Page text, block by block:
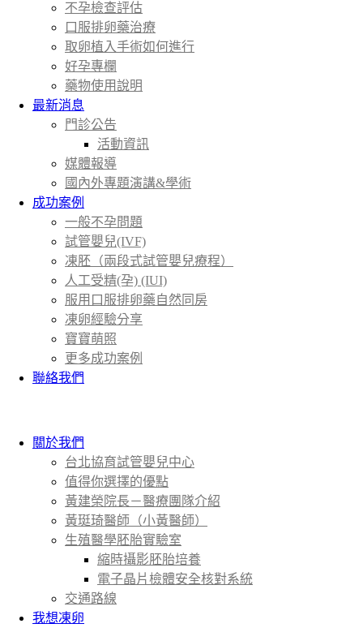
不孕檢查評估
口服排卵藥治療
取卵植入手術如何進行
好孕專欄
藥物使用說明
最新消息
門診公告
活動資訊
媒體報導
國內外專題演講&學術
成功案例
一般不孕問題
試管嬰兒(IVF)
凍胚（兩段式試管嬰兒療程）
人工受精(孕) (IUI)
服用口服排卵藥自然同房
凍卵經驗分享
寶寶萌照
更多成功案例
聯絡我們
關於我們
台北協育試管嬰兒中心
值得你選擇的優點
黃建榮院長－醫療團隊介紹
黃珽琦醫師（小黃醫師）
生殖醫學胚胎實驗室
縮時攝影胚胎培養
電子晶片檢體安全核對系統
交通路線
我想凍卵